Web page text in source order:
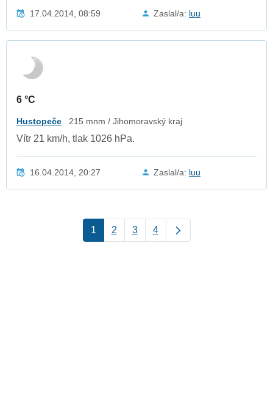
17.04.2014, 08:59 Zaslal/a: luu
6 °C
Hustopeče 215 mnm / Jihomoravský kraj
Vítr 21 km/h, tlak 1026 hPa.
16.04.2014, 20:27 Zaslal/a: luu
1 2 3 4